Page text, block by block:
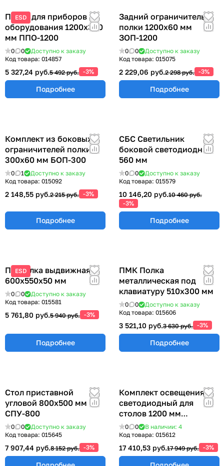
ESD
Полка для приборов и
оборудования 1200х300
мм ППО-1200
0 0
Доступно к заказу
Код товара: 014857
5 327,24 руб.5 492 руб. -3%
Подробнее
Задний ограничитель
полки 1200х60 мм
ЗОП-1200
0 0
Доступно к заказу
Код товара: 015075
2 229,06 руб.2 298 руб. -3%
Подробнее
Комплект из боковых
ограничителей полки
300х60 мм БОП-300
0 1
Доступно к заказу
Код товара: 015092
2 148,55 руб.2 215 руб. -3%
Подробнее
СБС Светильник
боковой светодиодный
560 мм
0 0
Доступно к заказу
Код товара: 015579
10 146,20 руб.10 460 руб.
-3%
Подробнее
ESD
ПВ Полка выдвижная
600х550х50 мм
0 0
Доступно к заказу
Код товара: 015581
5 761,80 руб.5 940 руб. -3%
Подробнее
ПМК Полка
металлическая под
клавиатуру 510х300 мм
0 0
Доступно к заказу
Код товара: 015606
3 521,10 руб.3 630 руб. -3%
Подробнее
Стол приставной
угловой 800х500 мм
СПУ-800
0 0
Доступно к заказу
Код товара: 015645
7 907,44 руб.8 152 руб. -3%
Комплект освещения
светодиодный для
столов 1200 мм
КОС-1200
0 0
В наличии: 4
Код товара: 015612
17 410,53 руб.17 949 руб. -3%